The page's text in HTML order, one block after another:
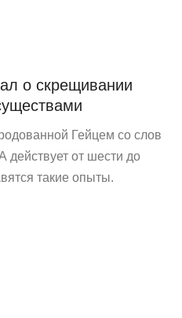
о скрещивании
Гейцем со слов
действует от шести до
такие опыты.